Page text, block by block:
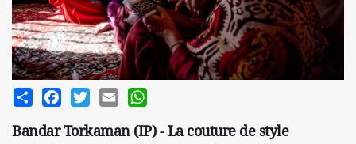
Share FacebookTwitterEmail
Bandar Torkaman (IP) - La couture de style